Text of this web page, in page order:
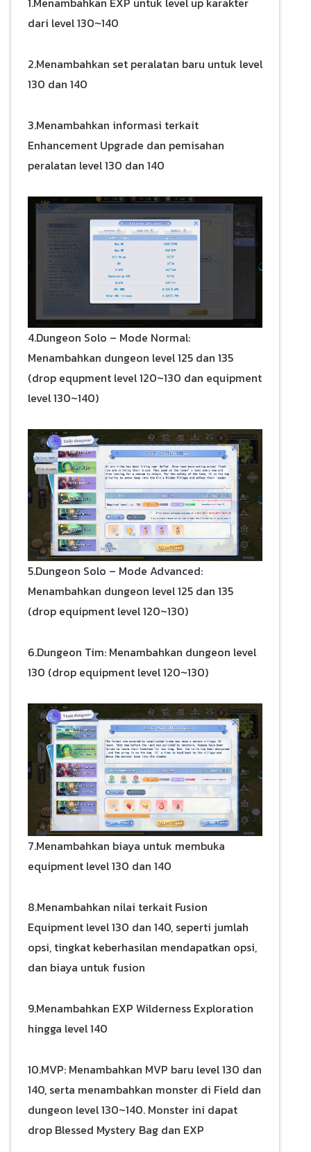
dari level 130~140
2.Menambahkan set peralatan baru untuk level
130 dan 140
3.Menambahkan informasi terkait
Enhancement Upgrade dan pemisahan
peralatan level 130 dan 140
4.Dungeon Solo – Mode Normal:
Menambahkan dungeon level 125 dan 135
(drop equpment level 120~130 dan equipment
level 130~140)
5.Dungeon Solo – Mode Advanced:
Menambahkan dungeon level 125 dan 135
(drop equipment level 120~130)
6.Dungeon Tim: Menambahkan dungeon level
130 (drop equipment level 120~130)
7.Menambahkan biaya untuk membuka
equipment level 130 dan 140
8.Menambahkan nilai terkait Fusion
Equipment level 130 dan 140, seperti jumlah
opsi, tingkat keberhasilan mendapatkan opsi,
dan biaya untuk fusion
9.Menambahkan EXP Wilderness Exploration
hingga level 140
10.MVP: Menambahkan MVP baru level 130 dan
140, serta menambahkan monster di Field dan
dungeon level 130~140. Monster ini dapat
drop Blessed Mystery Bag dan EXP